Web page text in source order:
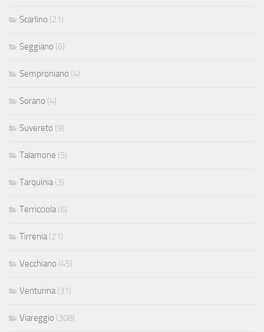
Scarlino (21)
Seggiano (6)
Semproniano (4)
Sorano (4)
Suvereto (9)
Talamone (5)
Tarquinia (3)
Terricciola (6)
Tirrenia (21)
Vecchiano (45)
Venturina (31)
Viareggio (308)